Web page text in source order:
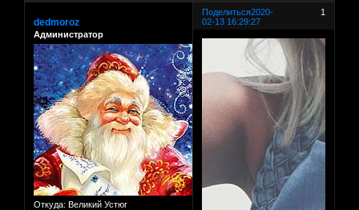
Поделиться 1
2020-
02-13 16:29:27
dedmoroz
Администратор
Откуда: Великий Устюг